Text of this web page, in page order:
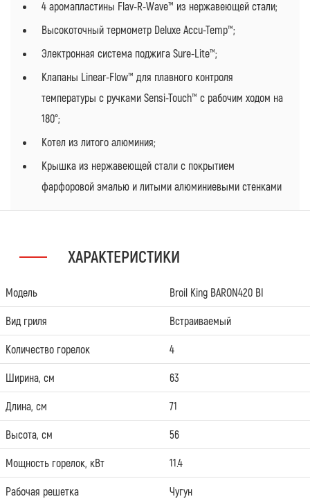
4 аромапластины Flav-R-Wave™ из нержавеющей стали;
Высокоточный термометр Deluxe Accu-Temp™;
Электронная система поджига Sure-Lite™;
Клапаны Linear-Flow™ для плавного контроля
температуры с ручками Sensi-Touch™ с рабочим ходом на
180°;
Котел из литого алюминия;
Крышка из нержавеющей стали с покрытием
фарфоровой эмалью и литыми алюминиевыми стенками
ХАРАКТЕРИСТИКИ
Модель Broil King BARON420 BI
Вид гриля Встраиваемый
Количество горелок 4
Ширина, см 63
Длина, см 71
Высота, см 56
Мощность горелок, кВт 11.4
Рабочая решетка Чугун